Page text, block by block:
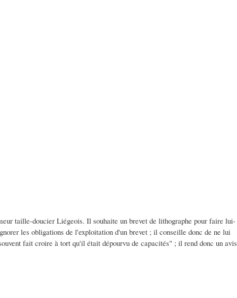
taille-doucier Liégeois. Il souhaite un brevet de lithographe pour faire lui-
les obligations de l'exploitation d'un brevet ; il conseille donc de ne lui
fait croire à tort qu'il était dépourvu de capacités" ; il rend donc un avis